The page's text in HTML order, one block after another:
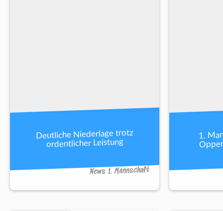
Deutliche Niederlage trotz
ordentlicher Leistung
News 1. Mannschaft
1.